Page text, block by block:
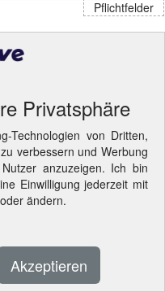
Pflichtfelder
Privatsphäre
Technologien von Dritten,
verbessern und Werbung
anzuzeigen. Ich bin
Einwilligung jederzeit mit
ändern.
Akzeptieren